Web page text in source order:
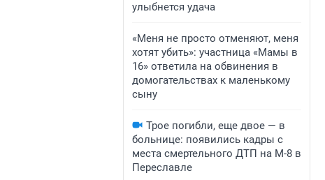
улыбнется удача
«Меня не просто отменяют, меня
хотят убить»: участница «Мамы в
16» ответила на обвинения в
домогательствах к маленькому
сыну
Трое погибли, еще двое — в
больнице: появились кадры с
места смертельного ДТП на М-8 в
Переславле